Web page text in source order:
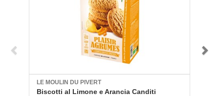
LE MOULIN DU PIVERT
Biscotti al Limone e Arancia Canditi